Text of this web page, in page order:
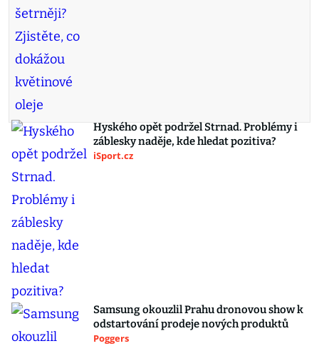
Hyského opět podržel Strnad. Problémy i
záblesky naděje, kde hledat pozitiva?
iSport.cz
Samsung okouzlil Prahu dronovou show k
odstartování prodeje nových produktů
Poggers